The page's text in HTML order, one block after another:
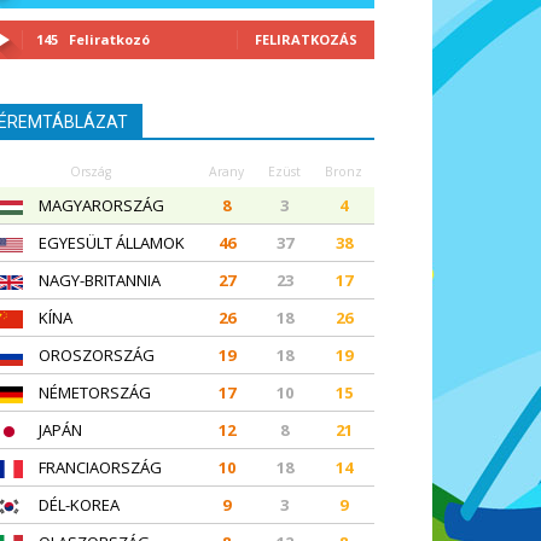
145 Feliratkozó FELIRATKOZÁS
Ország Arany Ezüst Bronz
MAGYARORSZÁG 8 3
4
EGYESÜLT ÁLLAMOK
46 37
38
NAGY-BRITANNIA
27 23
17
KÍNA
26 18
26
OROSZORSZÁG
19 18
19
NÉMETORSZÁG
17 10
15
JAPÁN
12 8
21
FRANCIAORSZÁG
10 18
14
DÉL-KOREA
9 3
9